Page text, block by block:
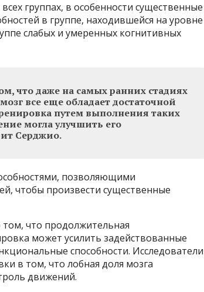
группах, в особенности существенные
в группе, находившейся на уровне
слабых и умеренных когнитивных
что даже на самых ранних стадиях
все еще обладает достаточной
путем выполнения таких
могла улучшить его
Серджио.
позволяющими
чтобы произвести существенные
что продолжительная
может усилить задействованные
способности. Исследователи
в том, что лобная доля мозга
движений.